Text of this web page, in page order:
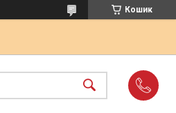
Кошик